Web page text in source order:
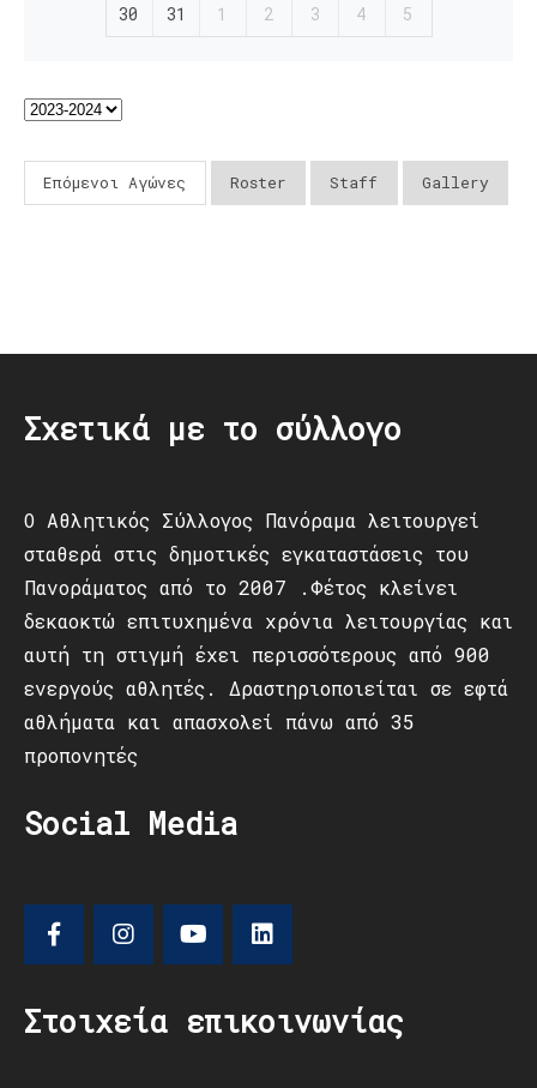
30 31 1 2 3 4 5
Επόμενοι Αγώνες Roster Staff Gallery
Σχετικά με το σύλλογο
Ο Αθλητικός Σύλλογος Πανόραμα λειτουργεί
σταθερά στις δημοτικές εγκαταστάσεις του
Πανοράματος από το 2007 .Φέτος κλείνει
δεκαοκτώ επιτυχημένα χρόνια λειτουργίας και
αυτή τη στιγμή έχει περισσότερους από 900
ενεργούς αθλητές. Δραστηριοποιείται σε εφτά
αθλήματα και απασχολεί πάνω από 35
προπονητές
Social Media
Στοιχεία επικοινωνίας